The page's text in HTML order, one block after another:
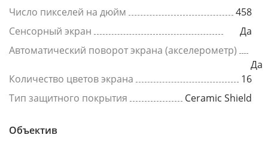
Число пикселей на дюйм
458
Сенсорный экран
Да
Автоматический поворот экрана (акселерометр)
Да
Количество цветов экрана
16
Тип защитного покрытия
Ceramic Shield
Объектив